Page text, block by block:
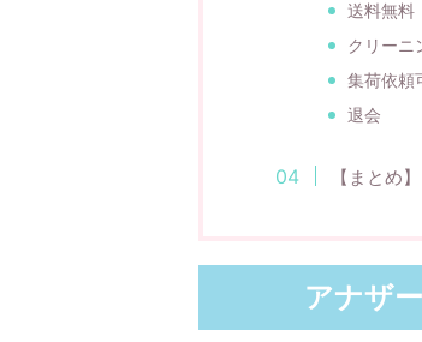
送料無料
クリーニ
集荷依頼
退会
【まとめ
アナザ